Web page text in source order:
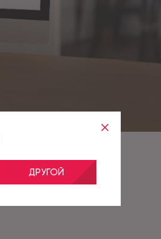
ДРУГОЙ